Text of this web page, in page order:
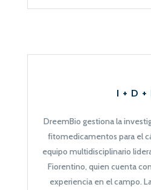
I + D +
DreemBio gestiona la
fitomedicamentos para el
equipo multidisciplinario
Fiorentino, quien cuenta
experiencia en el campo.